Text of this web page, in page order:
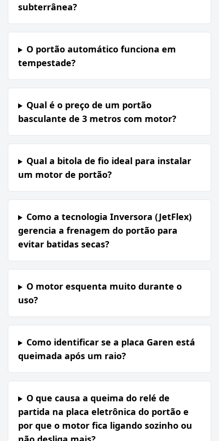
subterrânea?
O portão automático funciona em
tempestade?
Qual é o preço de um portão
basculante de 3 metros com motor?
Qual a bitola de fio ideal para instalar
um motor de portão?
Como a tecnologia Inversora (JetFlex)
gerencia a frenagem do portão para
evitar batidas secas?
O motor esquenta muito durante o
uso?
Como identificar se a placa Garen está
queimada após um raio?
O que causa a queima do relé de
partida na placa eletrônica do portão e
por que o motor fica ligando sozinho ou